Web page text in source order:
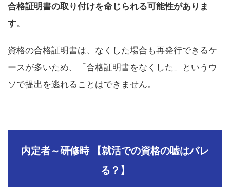
合格証明書の取り付けを命じられる可能性がありま
す。
資格の合格証明書は、なくした場合も再発行できるケ
ースが多いため、「合格証明書をなくした」というウ
ソで提出を逃れることはできません。
内定者～研修時 【就活での資格の嘘はバレ
る？】